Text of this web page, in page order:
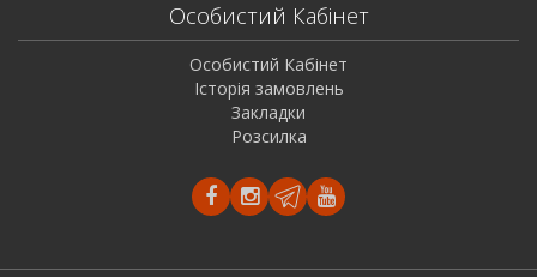
Особистий Кабінет
Особистий Кабінет
Історія замовлень
Закладки
Розсилка